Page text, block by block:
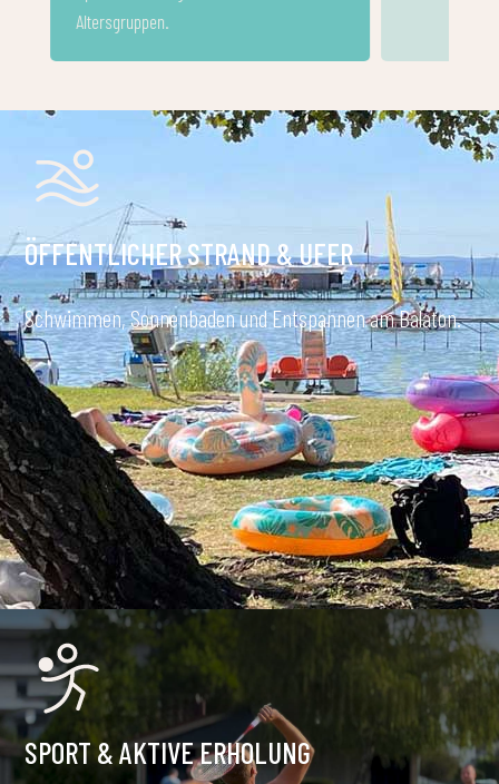
ÖFFENTLICHER STRAND & UFER
Schwimmen, Sonnenbaden und Entspannen am Balaton.
SPORT & AKTIVE ERHOLUNG